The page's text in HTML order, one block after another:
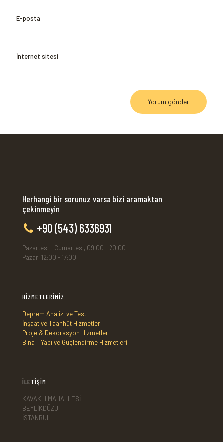
E-posta
İnternet sitesi
Herhangi bir sorunuz varsa bizi aramaktan
çekinmeyin
+90 (543) 6336931
Pazartesi - Cumartesi, 09:00 - 20:00
Pazar, 12:00 - 17:00
HİZMETLERİMİZ
Deprem Analizi ve Testi
İnşaat ve Taahhüt Hizmetleri
Proje & Dekorasyon Hizmetleri
Bina – Yapı ve Güçlendirme Hizmetleri
İLETİŞİM
KAVAKLI MAHALLESİ
BEYLİKDÜZÜ,
İSTANBUL